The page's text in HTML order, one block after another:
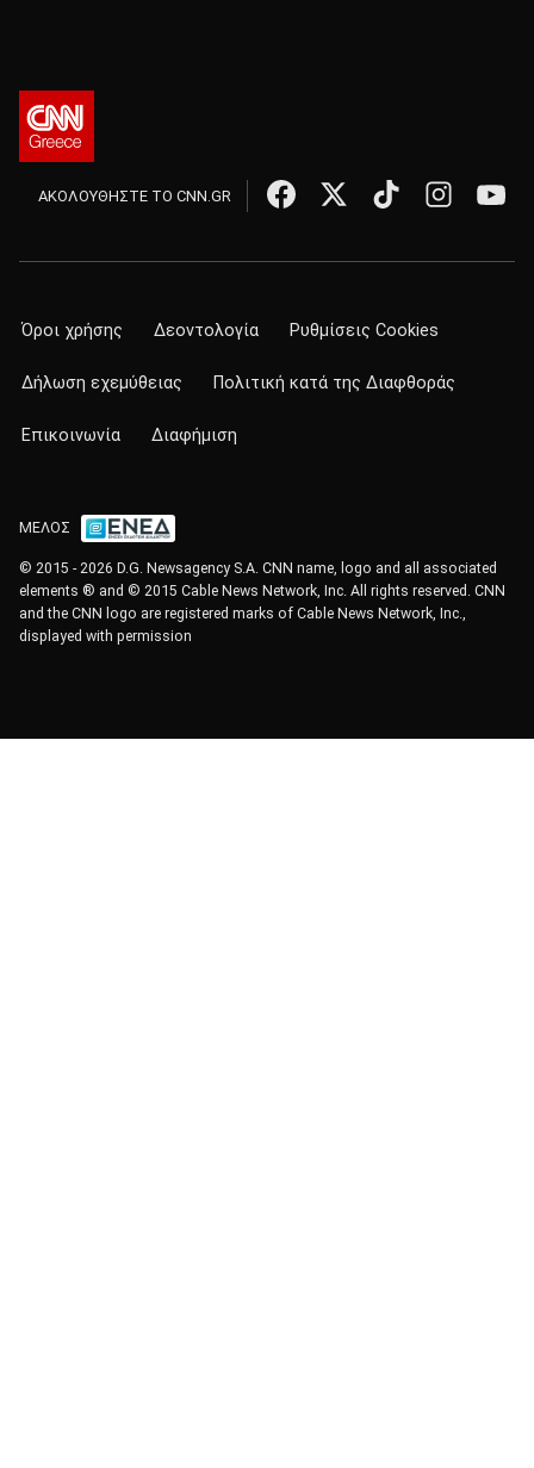
ΑΚΟΛΟΥΘΗΣΤΕ ΤΟ CNN.GR
Όροι χρήσης Δεοντολογία Ρυθμίσεις Cookies
Δήλωση εχεμύθειας Πολιτική κατά της Διαφθοράς
Επικοινωνία Διαφήμιση
ΜΕΛΟΣ
© 2015 - 2026 D.G. Newsagency S.A. CNN name, logo and all associated
elements ® and © 2015 Cable News Network, Inc. All rights reserved. CNN
and the CNN logo are registered marks of Cable News Network, Inc.,
displayed with permission